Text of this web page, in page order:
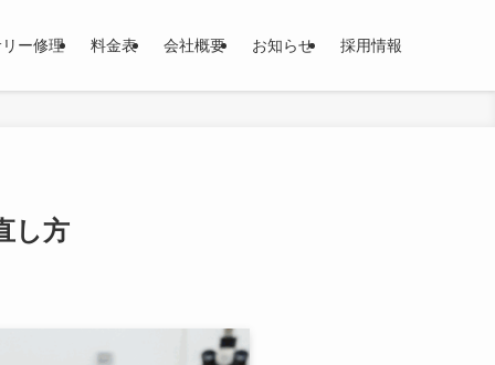
ー修理 料金表 会社概要 お知らせ 採用情報
し方